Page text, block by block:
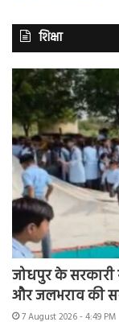
शिक्षा
जोधपुर के सरकारी
और जलभराव की
7 August 2026 - 4:49 PM